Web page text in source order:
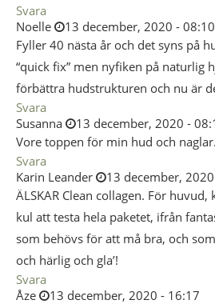
Svara
Noelle
13 december, 2020 - 08:10
Fyller 40 nästa år och det syns på
“quick fix” men nyfiken på naturlig
förbättra hudstrukturen och nu är
Svara
Susanna
13 december, 2020 -
Vore toppen för min hud och naglar.
Svara
Karin Leander
13 december,
ÄLSKAR Clean collagen. För
kul att testa hela paketet, ifrån
som behövs för att må bra, och
och härlig och gla’!
Svara
Åze
13 december, 2020 - 16:17